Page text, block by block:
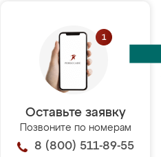
Оставьте заявку
Позвоните по номерам
8 (800) 511-89-55